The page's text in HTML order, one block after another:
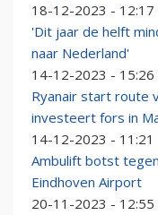
18-12-2023 - 12:17
'Dit jaar de helft
naar Nederland'
14-12-2023 - 15:26
Ryanair start route
investeert fors in
14-12-2023 - 11:21
Ambulift botst
Eindhoven Airport
20-11-2023 - 12:55